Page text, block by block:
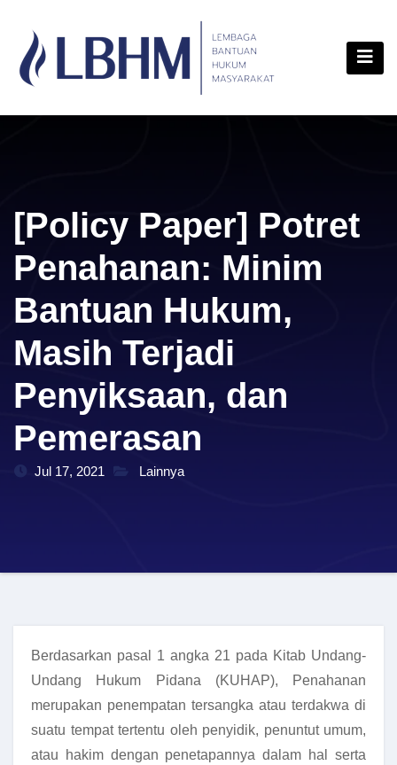
content
[Policy Paper] Potret
Penahanan: Minim
Bantuan Hukum,
Masih Terjadi
Penyiksaan, dan
Pemerasan
Jul 17, 2021 Lainnya
Berdasarkan pasal 1 angka 21 pada Kitab Undang-
Undang Hukum Pidana (KUHAP), Penahanan
merupakan penempatan tersangka atau terdakwa di
suatu tempat tertentu oleh penyidik, penuntut umum,
atau hakim dengan penetapannya dalam hal serta